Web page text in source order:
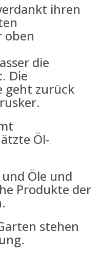
ihren
oben
die
Die
geht zurück
Öl-
Öle und
Produkte der
stehen